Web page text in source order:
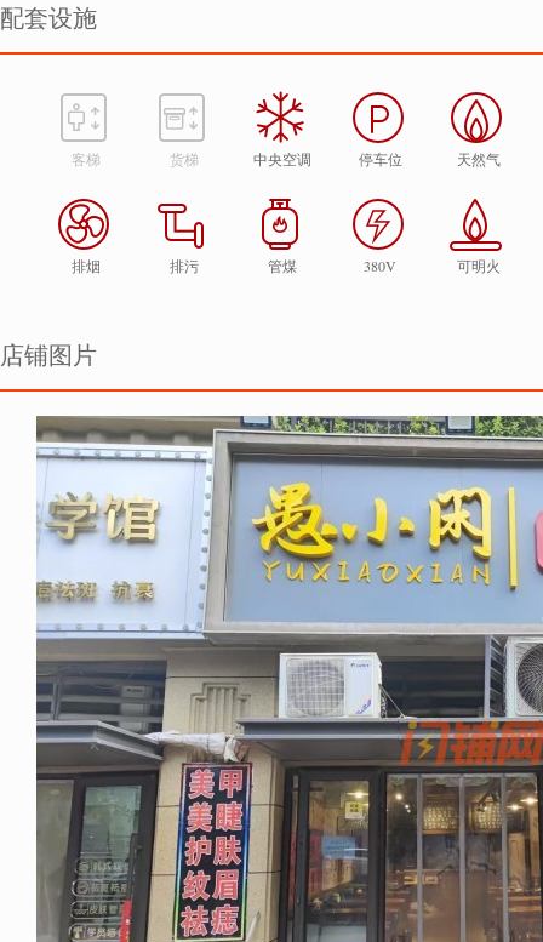
配套设施
客梯 货梯 中央空调 停车位 天然气
排烟 排污 管煤 380V 可明火
店铺图片